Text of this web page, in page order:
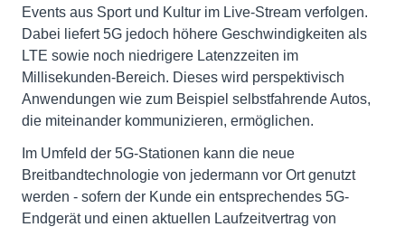
Events aus Sport und Kultur im Live-Stream verfolgen.
Dabei liefert 5G jedoch höhere Geschwindigkeiten als
LTE sowie noch niedrigere Latenzzeiten im
Millisekunden-Bereich. Dieses wird perspektivisch
Anwendungen wie zum Beispiel selbstfahrende Autos,
die miteinander kommunizieren, ermöglichen.
Im Umfeld der 5G-Stationen kann die neue
Breitbandtechnologie von jedermann vor Ort genutzt
werden - sofern der Kunde ein entsprechendes 5G-
Endgerät und einen aktuellen Laufzeitvertrag von